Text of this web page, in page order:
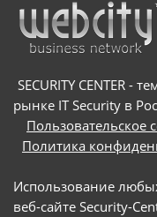
SECURITY CENTER -
рынке IT Security в
Пользовательское
Политика
Использование
веб-сайте Security-